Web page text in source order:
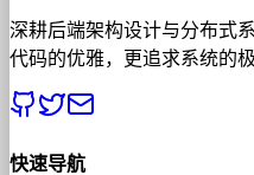
深耕后端架构设计与分布式
代码的优雅，更追求系统的
快速导航